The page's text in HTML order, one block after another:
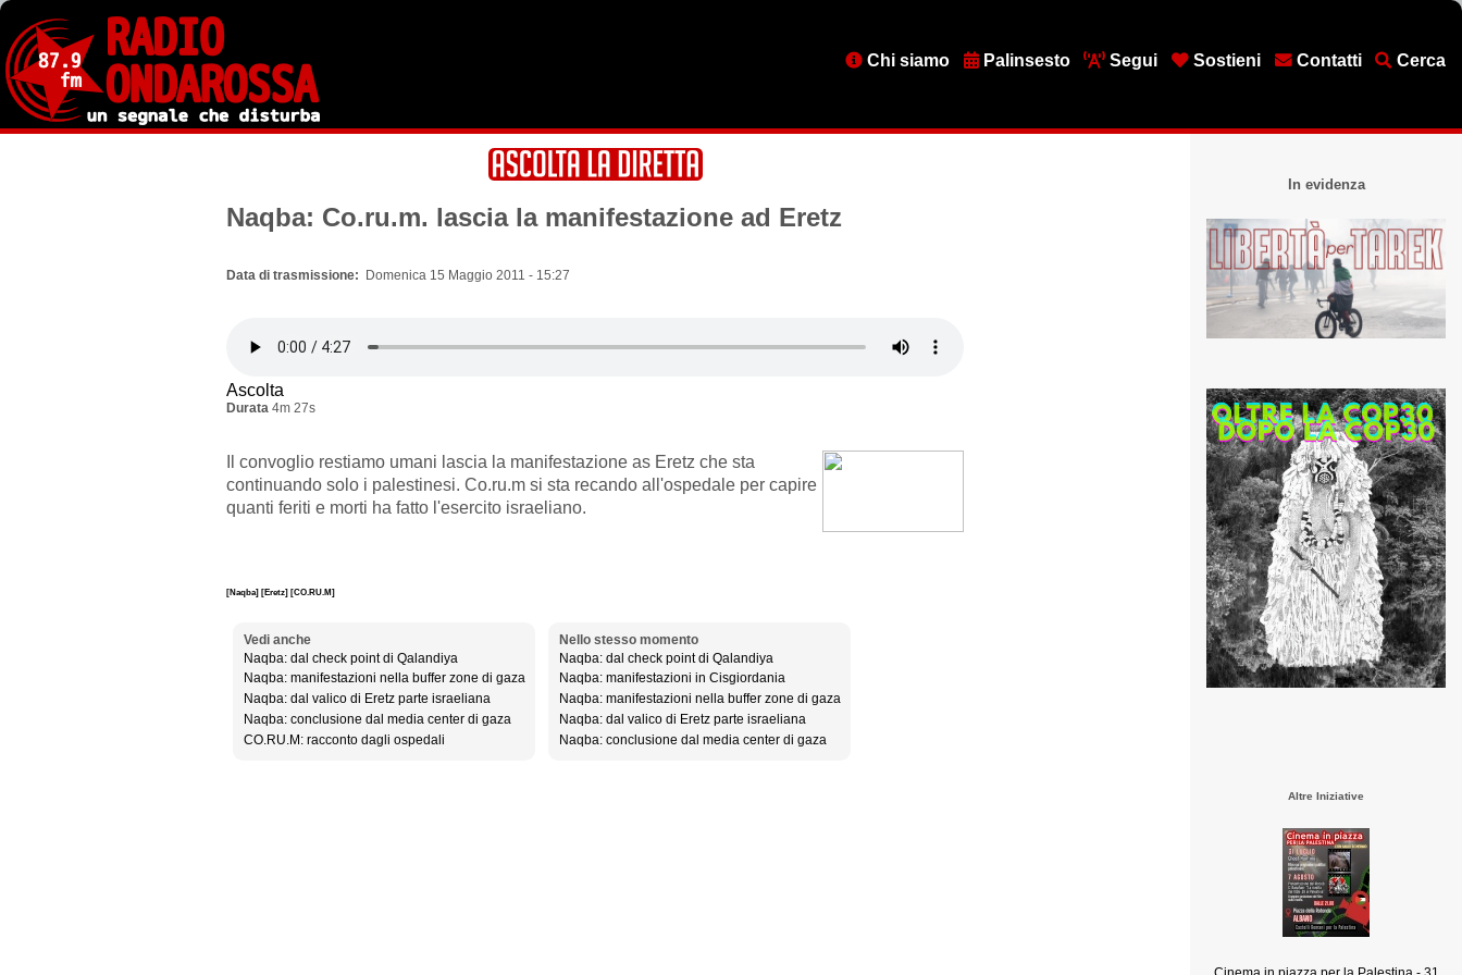
Salta
contenuto
principale
MenuChi siamo Palinsesto Segui Sostieni Contatti Cerca
Naqba: Co.ru.m. lascia la manifestazione ad Eretz
Data di trasmissione Domenica 15 Maggio 2011 - 15:27
Ascolta
Durata 4m 27s
Il convoglio restiamo umani lascia la manifestazione as Eretz che sta
continuando solo i palestinesi. Co.ru.m si sta recando all'ospedale per capire
quanti feriti e morti ha fatto l'esercito israeliano.
[Naqba] [Eretz] [CO.RU.M]
Vedi anche
Naqba: dal check point di Qalandiya
Naqba: manifestazioni nella buffer zone di gaza
Naqba: dal valico di Eretz parte israeliana
Naqba: conclusione dal media center di gaza
CO.RU.M: racconto dagli ospedali
Nello stesso momento
Naqba: dal check point di Qalandiya
Naqba: manifestazioni in Cisgiordania
Naqba: manifestazioni nella buffer zone di gaza
Naqba: dal valico di Eretz parte israeliana
Naqba: conclusione dal media center di gaza
In evidenza
Altre Iniziative